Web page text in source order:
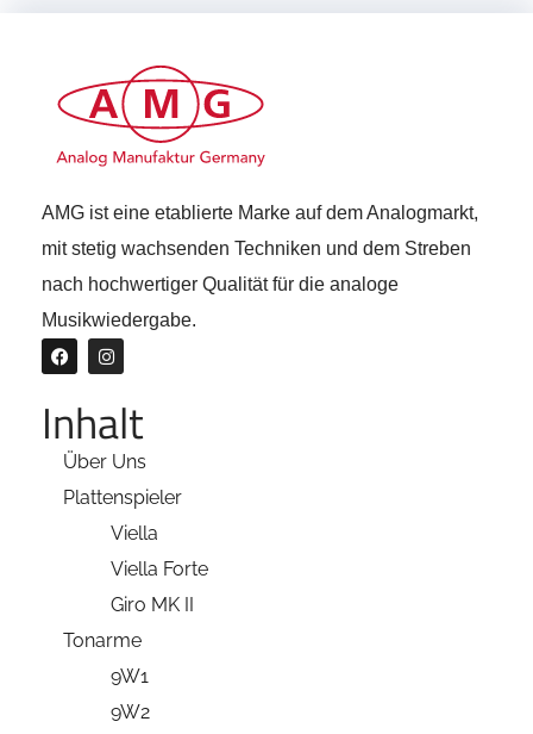
AMG ist eine etablierte Marke auf dem Analogmarkt,
mit stetig wachsenden Techniken und dem Streben
nach hochwertiger Qualität für die analoge
Musikwiedergabe.
Inhalt
Über Uns
Plattenspieler
Viella
Viella Forte
Giro MK II
Tonarme
9W1
9W2